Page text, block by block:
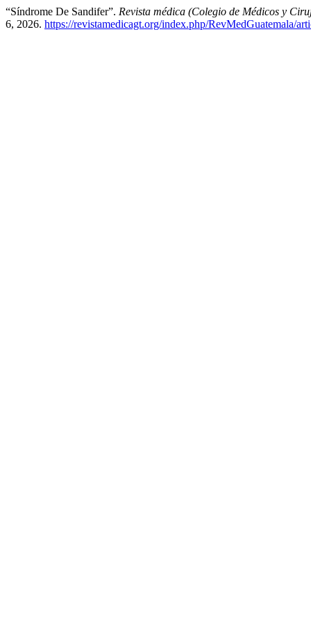
“Síndrome De Sandifer”. Revista médica (Colegio de Médicos y
6, 2026. https://revistamedicagt.org/index.php/RevMedGuatemala/